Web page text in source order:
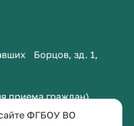
ФГБОУ ВО
Борцов, зд. 1,
приема граждан)